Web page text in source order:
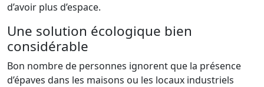
d’avoir plus d’espace.
Une solution écologique bien
considérable
Bon nombre de personnes ignorent que la présence
d’épaves dans les maisons ou les locaux industriels